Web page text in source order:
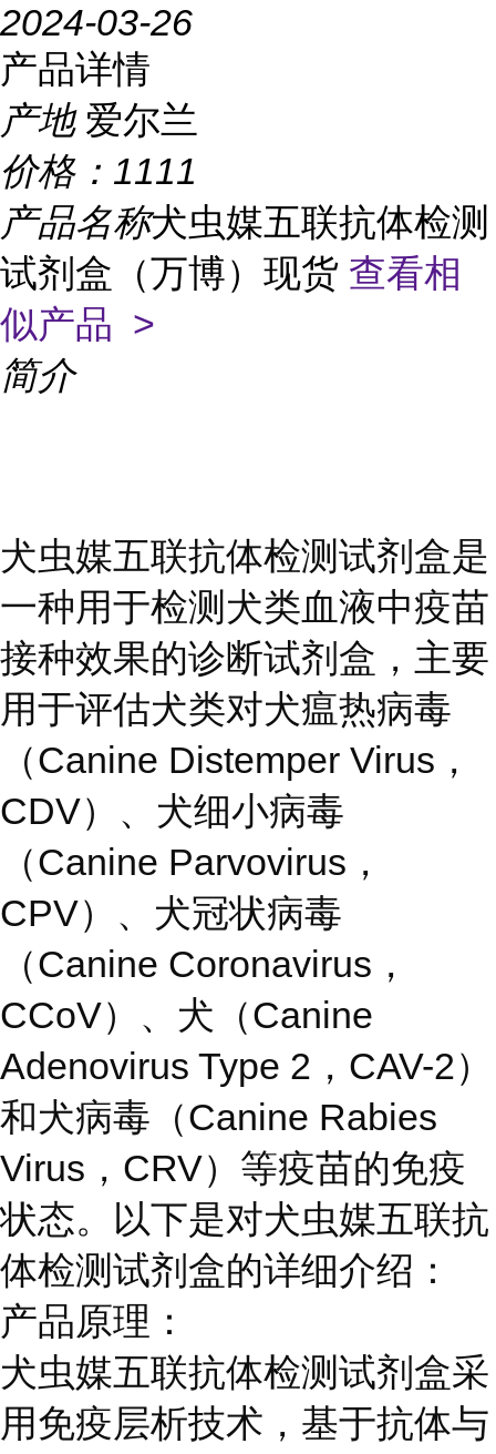
2024-03-26
产品详情
产地 爱尔兰
价格： 1111
产品名称犬虫媒五联抗体检测
试剂盒（万博）现货 查看相
似产品 >
简介
犬虫媒五联抗体检测试剂盒是
一种用于检测犬类血液中疫苗
接种效果的诊断试剂盒，主要
用于评估犬类对犬瘟热病毒
（Canine Distemper Virus，
CDV）、犬细小病毒
（Canine Parvovirus，
CPV）、犬冠状病毒
（Canine Coronavirus，
CCoV）、犬（Canine
Adenovirus Type 2，CAV-2）
和犬病毒（Canine Rabies
Virus，CRV）等疫苗的免疫
状态。以下是对犬虫媒五联抗
体检测试剂盒的详细介绍：
产品原理：
犬虫媒五联抗体检测试剂盒采
用免疫层析技术，基于抗体与